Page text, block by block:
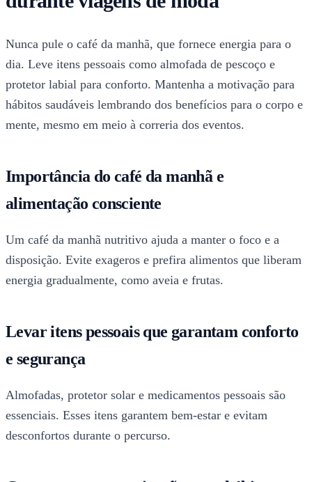
Nunca pule o café da manhã, que fornece energia para o
dia. Leve itens pessoais como almofada de pescoço e
protetor labial para conforto. Mantenha a motivação para
hábitos saudáveis lembrando dos benefícios para o corpo e
mente, mesmo em meio à correria dos eventos.
Importância do café da manhã e
alimentação consciente
Um café da manhã nutritivo ajuda a manter o foco e a
disposição. Evite exageros e prefira alimentos que liberam
energia gradualmente, como aveia e frutas.
Levar itens pessoais que garantam conforto
e segurança
Almofadas, protetor solar e medicamentos pessoais são
essenciais. Esses itens garantem bem-estar e evitam
desconfortos durante o percurso.